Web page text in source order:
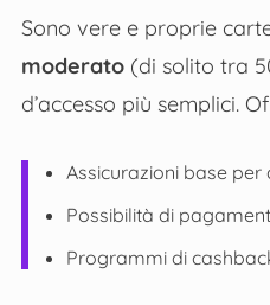
Sono vere e proprie
moderato(di solito tra
d’accesso più semplici.
Assicurazioni base per
Possibilità di
Programmi di